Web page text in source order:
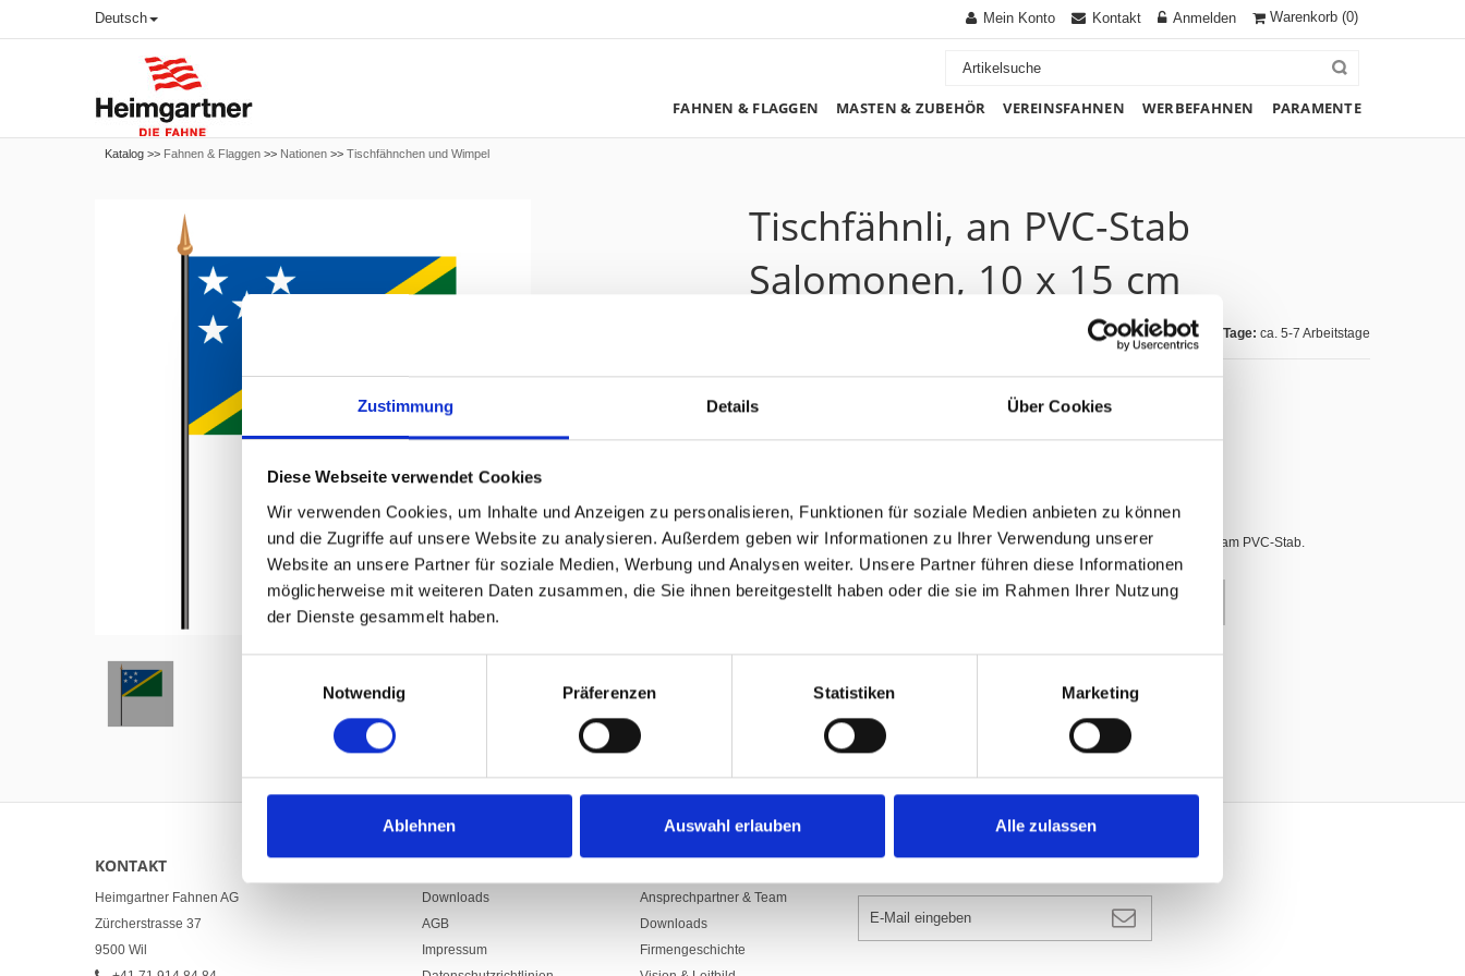
Zustimmung Details Über Cookies
Diese Webseite verwendet Cookies
Wir verwenden Cookies, um Inhalte und Anzeigen zu personalisieren, Funktionen für soziale Medien anbieten zu können
und die Zugriffe auf unsere Website zu analysieren. Außerdem geben wir Informationen zu Ihrer Verwendung unserer
Website an unsere Partner für soziale Medien, Werbung und Analysen weiter. Unsere Partner führen diese Informationen
möglicherweise mit weiteren Daten zusammen, die Sie ihnen bereitgestellt haben oder die sie im Rahmen Ihrer Nutzung
der Dienste gesammelt haben.
Notwendig
Präferenzen Statistiken Marketing
Ablehnen Auswahl erlauben Alle zulassen
Deutsch Warenkorb (0)
Mein Konto Kontakt Anmelden
FAHNEN & FLAGGEN MASTEN & ZUBEHÖR VEREINSFAHNEN WERBEFAHNEN PARAMENTE
Katalog >> Fahnen & Flaggen >> Nationen >> Tischfähnchen und Wimpel
Hover to zoom
Tischfähnli, an PVC-Stab
Salomonen, 10 x 15 cm
Lieferzeit Tage: ca. 5-7 Arbeitstage
9.15 CHF
Art.Nr: A002801
2430.10
aus Polyestergewebe 65 gr/m2, bedruckt, seitlich mit Schlauf für das Befestigen am PVC-Stab.
In den Warenkorb
KONTAKT
Heimgartner Fahnen AG
Zürcherstrasse 37
9500 Wil
LINKS
Downloads
AGB
Impressum
UNTERNEHMEN
Ansprechpartner & Team
Downloads
Firmengeschichte
NEWSLETTER ANMELDEN